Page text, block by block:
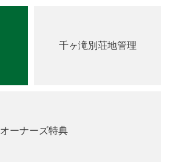
千ヶ滝別荘地管理
オーナーズ特典